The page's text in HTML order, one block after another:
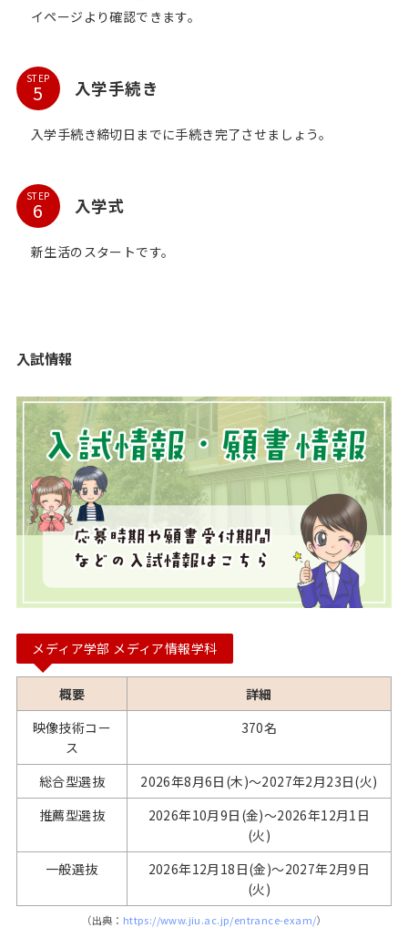
イページより確認できます。
STEP 入学手続き
入学手続き締切日までに手続き完了させましょう。
STEP 入学式
新生活のスタートです。
入試情報
メディア学部 メディア情報学科
概要
詳細
映像技術コー
ス
370名
総合型選抜
2026年8月6日(木)～2027年2月23日(火)
推薦型選抜
2026年10月9日(金)～2026年12月1日
(火)
一般選抜
2026年12月18日(金)～2027年2月9日
(火)
（出典： https://www.jiu.ac.jp/entrance-exam/）